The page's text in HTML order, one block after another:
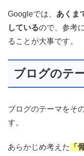
Googleでは、 あくま
しているので、参考
ることが大事です。
ブログのテ
ブログのテーマをそ
す。
あらかじめ考えた 「